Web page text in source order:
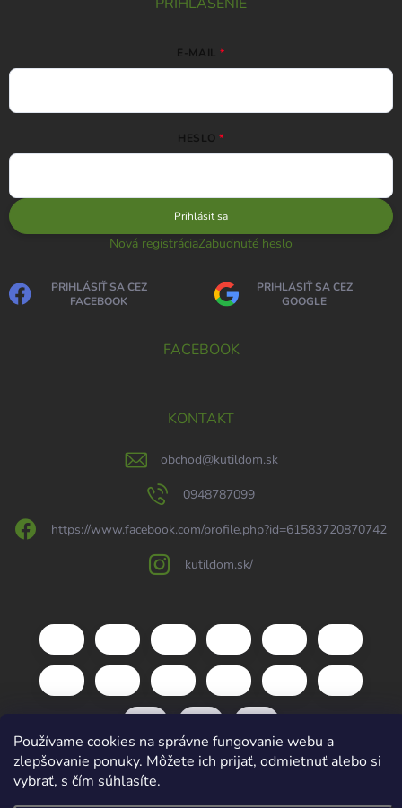
Používame cookies na správne fungovanie webu a
zlepšovanie ponuky. Môžete ich prijať, odmietnuť alebo si
vybrať, s čím súhlasíte.
E-MAIL
HESLO
Prihlásiť sa
Nová registráciaZabudnuté heslo
PRIHLÁSIŤ SA CEZ
FACEBOOK
PRIHLÁSIŤ SA CEZ
GOOGLE
FACEBOOK
KONTAKT
obchod@kutildom.sk
0948787099
https://www.facebook.com/profile.php?id=61583720870742
kutildom.sk/
Copyright 2026kutildom.sk